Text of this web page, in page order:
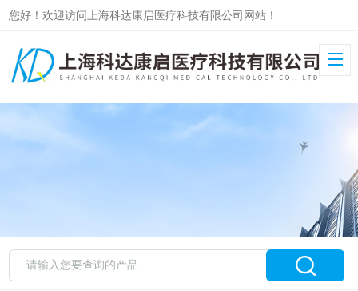
您好！欢迎访问上海科达康启医疗科技有限公司网站！